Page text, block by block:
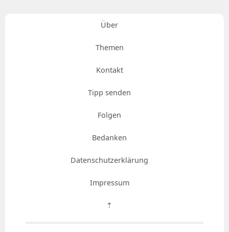
Über
Themen
Kontakt
Tipp senden
Folgen
Bedanken
Datenschutzerklärung
Impressum
⇡